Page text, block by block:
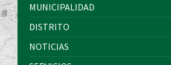
MUNICIPALIDAD
DISTRITO
NOTICIAS